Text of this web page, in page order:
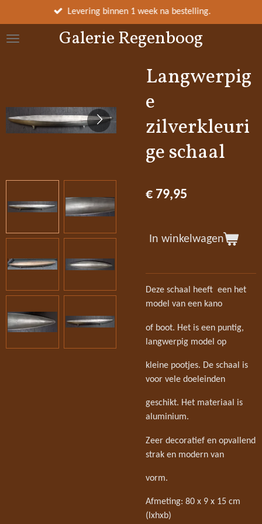
direct
naar
Galerie Regenboog
Levering binnen 1 week na bestelling.
Langwerpig
e
zilverkleuri
ge schaal
€ 79,95
In winkelwagen
Deze schaal heeft een het
model van een kano
of boot. Het is een puntig,
langwerpig model op
kleine pootjes. De schaal is
voor vele doeleinden
geschikt. Het materiaal is
aluminium.
Zeer decoratief en opvallend
strak en modern van
vorm.
Afmeting: 80 x 9 x 15 cm
(lxhxb)